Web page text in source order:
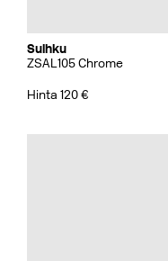
Suihku
ZSAL105 Chrome
Hinta 120 €